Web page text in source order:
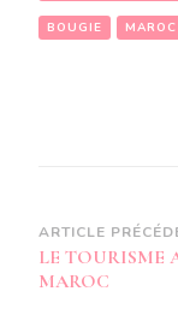
BOUGIE MAROC
d’article
ARTICLE
LE TOURISME
MAROC